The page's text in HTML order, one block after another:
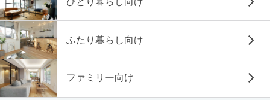
ふたり暮らし向け
ファミリー向け